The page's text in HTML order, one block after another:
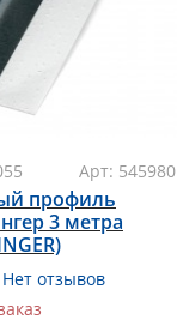
Арт: 545980
профиль
3 метра
Нет отзывов